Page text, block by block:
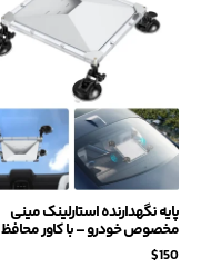
پایه نگهدارنده استارلینک مینی
مخصوص خودرو – با کاور محافظ
$150